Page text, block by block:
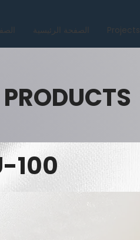
الصفحة الرئيسية Projects
100